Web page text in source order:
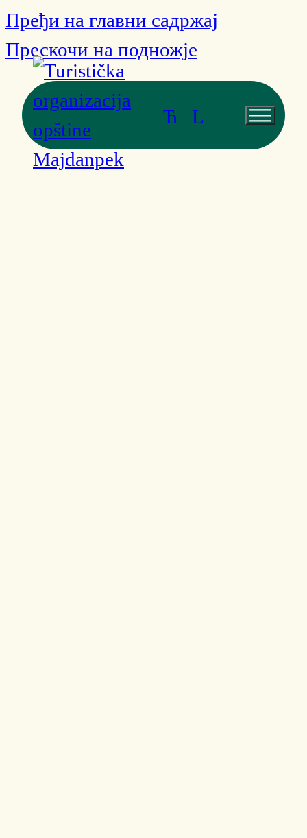
Пређи на главни садржај
Прескочи на подножје
Ћ L